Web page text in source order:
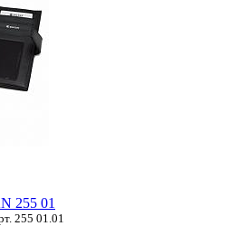
255 01
255 01.01